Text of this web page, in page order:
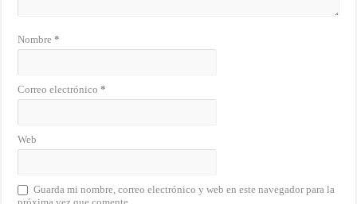
Nombre*
Correo electrónico*
Web
Guarda mi nombre, correo electrónico y web en este navegador para la